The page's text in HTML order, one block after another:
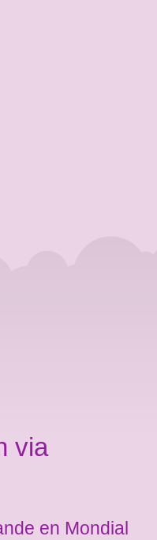
via
en Mondial